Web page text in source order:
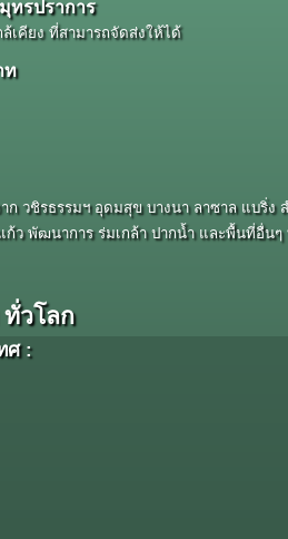
ทรปราการ
คียง ที่สามารถจัดส่งให้ได้
ท
ก วชิรธรรมฯ อุดมสุข บางนา ลาซาล แบริ่ง
ก้ว พัฒนาการ ร่มเกล้า ปากน้ำ และพื้นที่อื่นๆ
วโลก
ศ :